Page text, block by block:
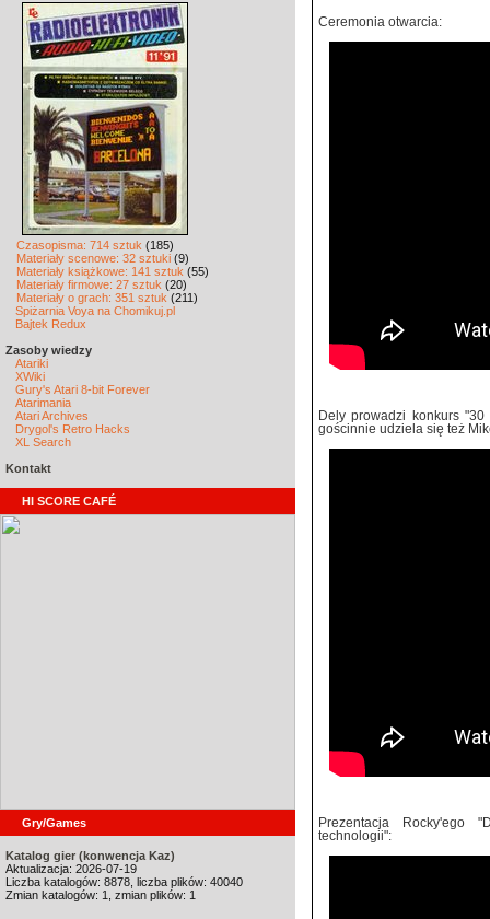
Czasopisma: 714 sztuk (185)
Materiały scenowe: 32 sztuki (9)
Materiały książkowe: 141 sztuk (55)
Materiały firmowe: 27 sztuk (20)
Materiały o grach: 351 sztuk (211)
Spiżarnia Voya na Chomikuj.pl
Bajtek Redux
Zasoby wiedzy
Atariki
XWiki
Gury's Atari 8-bit Forever
Atarimania
Atari Archives
Drygol's Retro Hacks
XL Search
Kontakt
HI SCORE CAFÉ
Gry/Games
Katalog gier (konwencja Kaz)
Aktualizacja: 2026-07-19
Liczba katalogów: 8878, liczba plików: 40040
Zmian katalogów: 1, zmian plików: 1
Ceremonia otwarcia:
Dely prowadzi konkurs
gościnnie udziela się też
Prezentacja Rocky'ego
technologii":